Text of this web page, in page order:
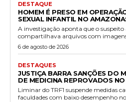
DESTAQUE
HOMEM É PRESO EM
SEXUAL INFANTIL NO
A investigação aponta que o
compartilhava arquivos com imagens
6 de agosto de 2026
DESTAQUES
JUSTIÇA BARRA SANÇÕES DO
DE MEDICINA REPROVADOS
Liminar do TRF1 suspende medidas
faculdades com baixo desempenho